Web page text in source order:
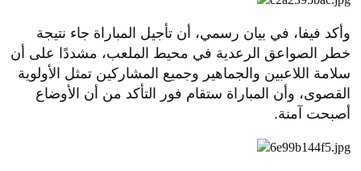
وأكد فيفا، في بيان رسمي، أن تأجيل المباراة جاء نتيجة
خطر الصواعق الرعدية في محيط الملعب، مشددًا على أن
سلامة اللاعبين والجماهير وجميع المشاركين تمثل الأولوية
القصوى، وأن المباراة ستقام فور التأكد من أن الأوضاع
أصبحت آمنة.